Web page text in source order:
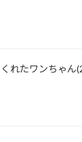
れたワンちゃん